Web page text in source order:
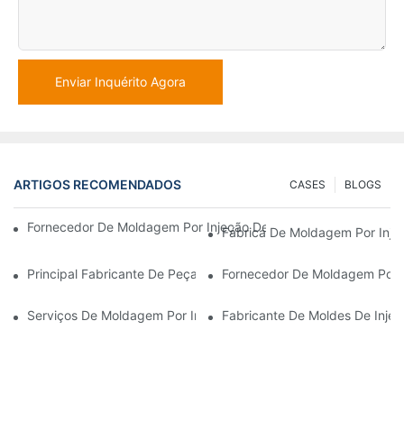
Enviar Inquérito Agora
ARTIGOS RECOMENDADOS BLOGS
CASES
Fornecedor De Moldagem Por Injeção De Plástico Com Ampla
Fábrica De Moldagem Por
Principal Fabricante De Peças Plásticas Para Os Setores
Fornecedor De Moldagem
Serviços De Moldagem Por Injeção De Plástico Para Indústrias
Fabricante De Moldes De